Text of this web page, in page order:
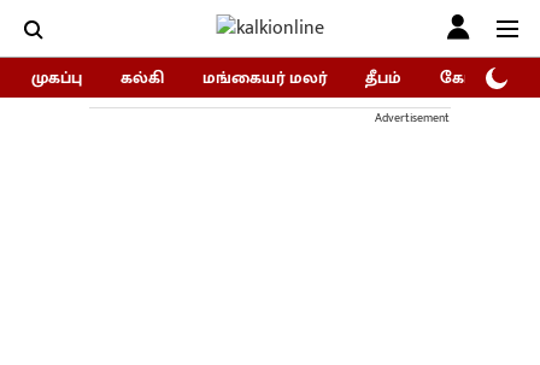
முகப்பு கல்கி மங்கையர் மலர் தீபம் கோகுலம்/
Advertisement